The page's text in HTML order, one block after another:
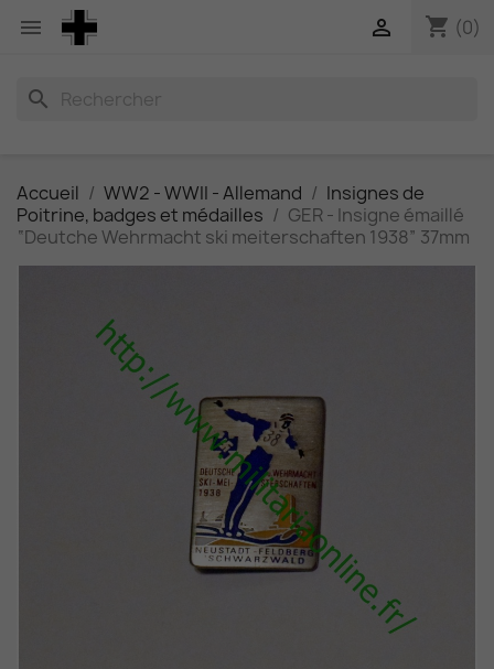
 shopping_cart (0)

search
Accueil WW2 - WWII - Allemand
Insignes de
Poitrine, badges et médailles
GER - Insigne émaillé
“Deutche Wehrmacht ski meiterschaften 1938” 37mm